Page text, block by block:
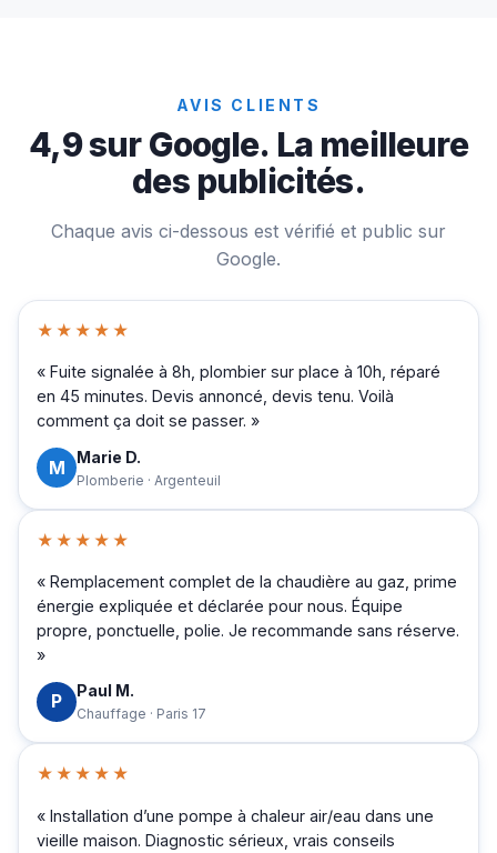
AVIS CLIENTS
4,9 sur Google. La meilleure
des publicités.
Chaque avis ci-dessous est vérifié et public sur
Google.
★★★★★
« Fuite signalée à 8h, plombier sur place à 10h, réparé
en 45 minutes. Devis annoncé, devis tenu. Voilà
comment ça doit se passer. »
M Marie D.
Plomberie · Argenteuil
★★★★★
« Remplacement complet de la chaudière au gaz, prime
énergie expliquée et déclarée pour nous. Équipe
propre, ponctuelle, polie. Je recommande sans réserve.
»
P Paul M.
Chauffage · Paris 17
★★★★★
« Installation d’une pompe à chaleur air/eau dans une
vieille maison. Diagnostic sérieux, vrais conseils